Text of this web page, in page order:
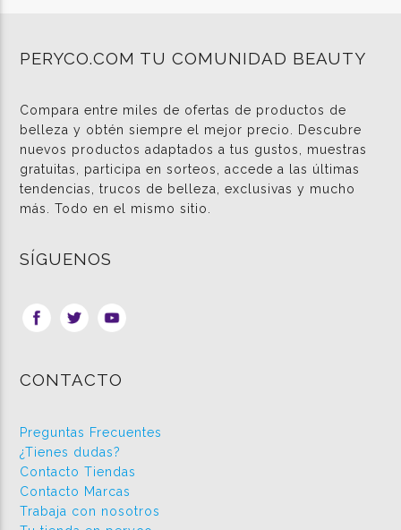
PERYCO.COM TU COMUNIDAD BEAUTY
Compara entre miles de ofertas de productos de
belleza y obtén siempre el mejor precio. Descubre
nuevos productos adaptados a tus gustos, muestras
gratuitas, participa en sorteos, accede a las últimas
tendencias, trucos de belleza, exclusivas y mucho
más. Todo en el mismo sitio.
SÍGUENOS
CONTACTO
Preguntas Frecuentes
¿Tienes dudas?
Contacto Tiendas
Contacto Marcas
Trabaja con nosotros